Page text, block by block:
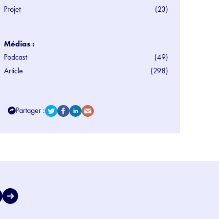
Projet
(23)
Médias :
Podcast
(49)
Article
(298)
Partager :